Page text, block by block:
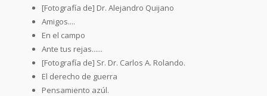
[Fotografía de] Dr. Alejandro Quijano
Amigos....
En el campo
Ante tus rejas......
[Fotografía de] Sr. Dr. Carlos A. Rolando.
El derecho de guerra
Pensamiento azúl.